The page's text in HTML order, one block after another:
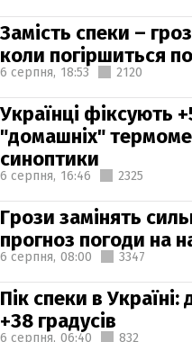
Замість спеки –
коли погіршиться
6 серпня, 18:53 2120
Українці фіксують
"домашніх"
синоптики
6 серпня, 16:46 2325
Грози замінять
прогноз погоди на
6 серпня, 08:00 3347
Пік спеки в
+38 градусів
6 серпня, 06:40 832